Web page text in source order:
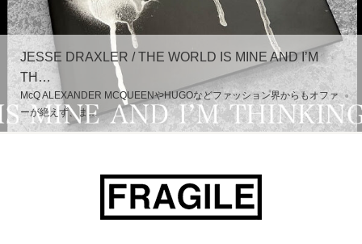
JESSE DRAXLER / THE WORLD IS MINE AND I’M
TH…
McQ ALEXANDER MCQUEENやHUGOなどファッション界からもオファ
ーが絶えず、ま…